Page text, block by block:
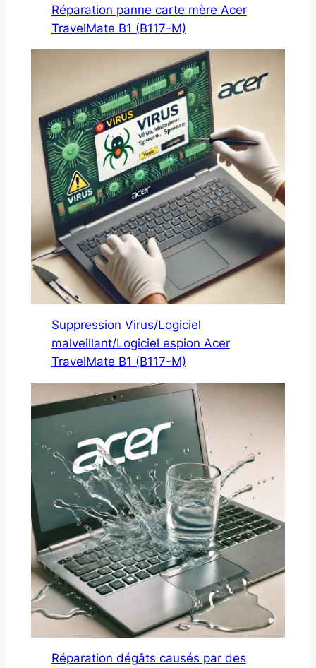
Réparation panne carte mère Acer
TravelMate B1 (B117-M)
Suppression Virus/Logiciel
malveillant/Logiciel espion Acer
TravelMate B1 (B117-M)
Réparation dégâts causés par des